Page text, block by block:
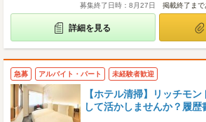
募集終了日時：8月27日 掲載終了まで
詳細を見る
急募 アルバイト・パート 未経験者歓迎
【ホテル清掃】リッチモ
して活かしませんか？履歴